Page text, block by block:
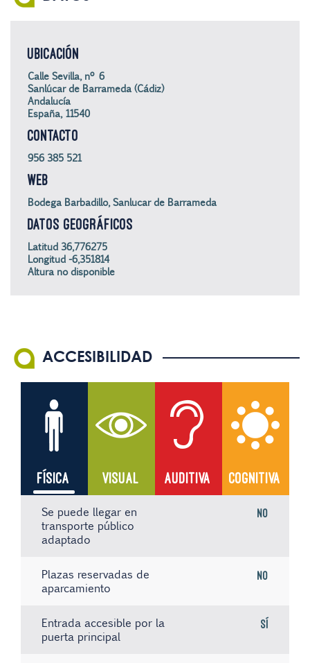
UBICACIÓN
Calle Sevilla, nº 6
Sanlúcar de Barrameda (Cádiz)
Andalucía
España, 11540
CONTACTO
956 385 521
WEB
Bodega Barbadillo, Sanlucar de Barrameda
DATOS GEOGRÁFICOS
Latitud 36,776275
Longitud -6,351814
Altura no disponible
ACCESIBILIDAD
FÍSICA VISUAL AUDITIVA COGNITIVA
Se puede llegar en
transporte público
adaptado
No
Plazas reservadas de
aparcamiento
No
Entrada accesible por la
puerta principal
Sí